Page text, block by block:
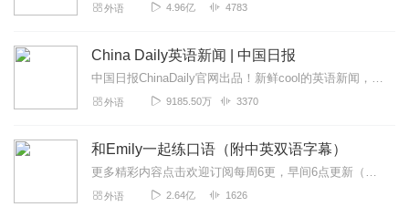
外语 4.96亿 4783
China Daily英语新闻 | 中国日报
中国日报ChinaDaily官网出品！新鲜cool的英语新闻，超级native的英文播报，附双语文稿。每周一到周五早7:00准时更新，关注+订阅+10字评论！...
外语 9185.50万 3370
和Emily一起练口语（附中英双语字幕）
更多精彩内容点击欢迎订阅每周6更，早间6点更新（记得起床收听哦~）节目亮点练习英语口语最要注意循序渐进，那些简单生活口语，往往最实用。1.每日精选高频率实用句...
外语 2.64亿 1626